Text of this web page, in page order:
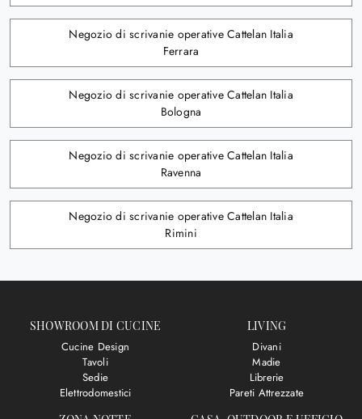
Negozio di scrivanie operative Cattelan Italia
Ferrara
Negozio di scrivanie operative Cattelan Italia
Bologna
Negozio di scrivanie operative Cattelan Italia
Ravenna
Negozio di scrivanie operative Cattelan Italia
Rimini
SHOWROOM DI CUCINE
Cucine Design
Tavoli
Sedie
Elettrodomestici
LIVING
Divani
Madie
Librerie
Pareti Attrezzate